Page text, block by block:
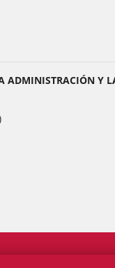
ADMINISTRACIÓN Y